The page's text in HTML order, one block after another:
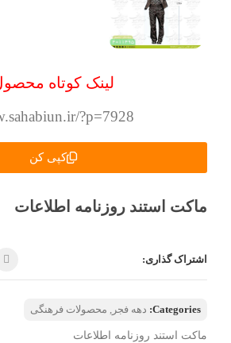
لینک کوتاه
?p=7928
کپی کن
ماکت استند روزنامه اطلاعات
اشتراک گذاری:
Categories: دهه فجر , محصولات فرهنگی
ماکت استند روزنامه اطلاعات